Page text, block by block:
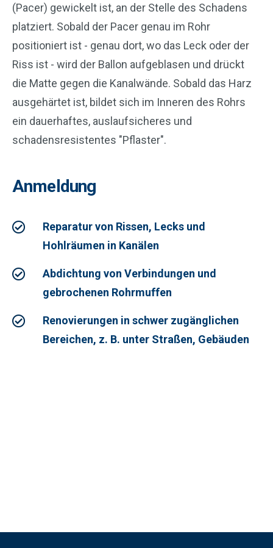
(Pacer) gewickelt ist, an der Stelle des Schadens
platziert. Sobald der Pacer genau im Rohr
positioniert ist - genau dort, wo das Leck oder der
Riss ist - wird der Ballon aufgeblasen und drückt
die Matte gegen die Kanalwände. Sobald das Harz
ausgehärtet ist, bildet sich im Inneren des Rohrs
ein dauerhaftes, auslaufsicheres und
schadensresistentes "Pflaster".
Anmeldung
Reparatur von Rissen, Lecks und
Hohlräumen in Kanälen
Abdichtung von Verbindungen und
gebrochenen Rohrmuffen
Renovierungen in schwer zugänglichen
Bereichen, z. B. unter Straßen, Gebäuden